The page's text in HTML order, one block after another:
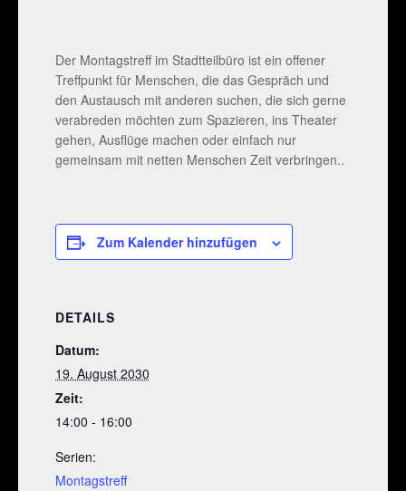
Der Montagstreff im Stadtteilbüro ist ein offener
Treffpunkt für Menschen, die das Gespräch und
den Austausch mit anderen suchen, die sich gerne
verabreden möchten zum Spazieren, ins Theater
gehen, Ausflüge machen oder einfach nur
gemeinsam mit netten Menschen Zeit verbringen..
Zum Kalender hinzufügen
DETAILS
Datum:
19. August 2030
Zeit:
14:00 - 16:00
Serien:
Montagstreff